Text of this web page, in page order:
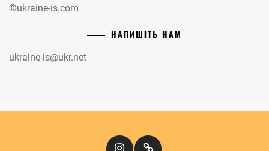
©ukraine-is.com
НАПИШІТЬ НАМ
ukraine-is@ukr.net
InstagramКіномандри